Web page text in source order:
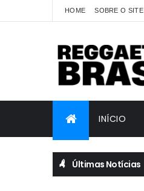
HOME SOBRE O SITE
INÍCIO
Últimas Notícias